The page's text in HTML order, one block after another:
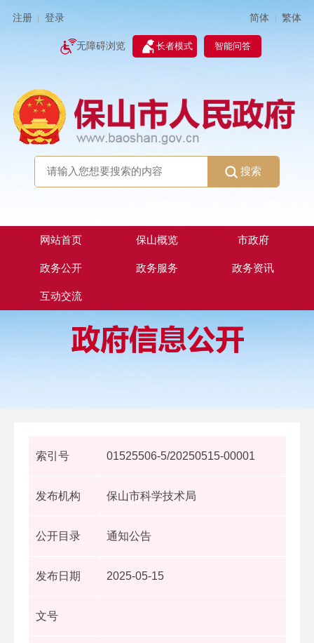
注册 登录 简体 | 繁体
无障碍浏览 长者模式 智能问答
搜索
网站首页 保山概览 市政府
政务公开 政务服务 政务资讯
互动交流
索引号 01525506-5/20250515-00001
发布机构 保山市科学技术局
公开目录 通知公告
发布日期 2025-05-15
文号